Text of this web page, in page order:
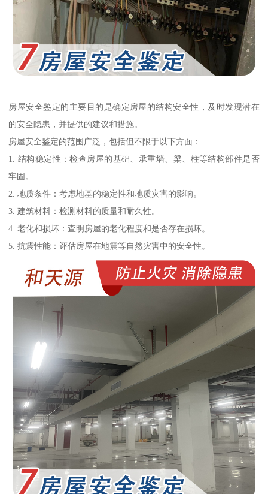
房屋安全鉴定的主要目的是确定房屋的结构安全性，及时发现潜在
的安全隐患，并提供的建议和措施。
房屋安全鉴定的范围广泛，包括但不限于以下方面：
1. 结构稳定性：检查房屋的基础、承重墙、梁、柱等结构部件是否
牢固。
2. 地质条件：考虑地基的稳定性和地质灾害的影响。
3. 建筑材料：检测材料的质量和耐久性。
4. 老化和损坏：查明房屋的老化程度和是否存在损坏。
5. 抗震性能：评估房屋在地震等自然灾害中的安全性。